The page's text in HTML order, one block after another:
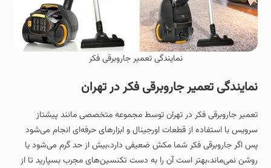
نمایندگی تعمیر جاروبرقی فکر
نمایندگی تعمیر جاروبرقی فکر در تهران
تعمیر جاروبرقی فکر در تهران توسط مجموعه‌ متخصصی مانند پیشتاز
سرویس با استفاده از قطعات اورجینال و ابزارهای حرفه‌ای انجام می‌شود
پس اگر جاروبرقی فکر شما مکش ضعیفی دارد،بیش از حد گرم می‌شود یا
روشن نمی‌ماند،بهتر است آن را به دست تکنسین‌های مجرب بسپارید تا از